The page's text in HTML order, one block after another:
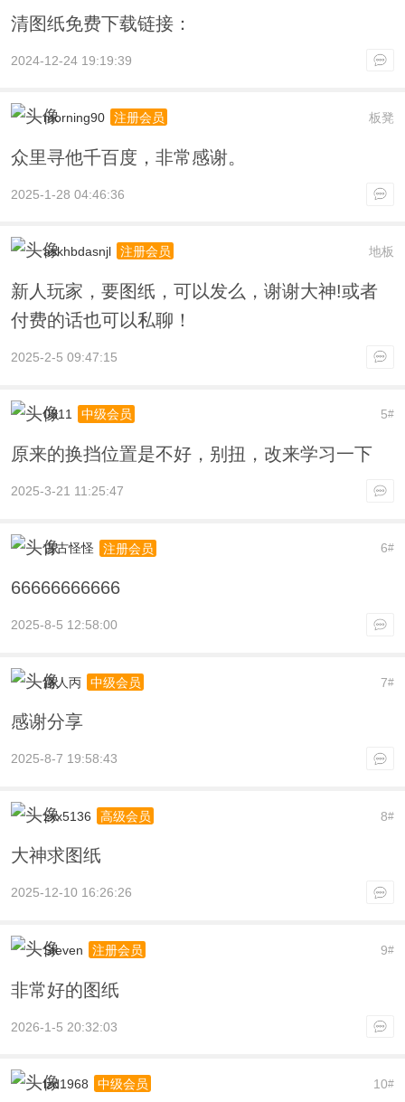
清图纸免费下载链接：
2024-12-24 19:19:39
板凳
morning90 注册会员
众里寻他千百度，非常感谢。
2025-1-28 04:46:36
地板
askhbdasnjl 注册会员
新人玩家，要图纸，可以发么，谢谢大神!或者
付费的话也可以私聊！
2025-2-5 09:47:15
5#
0311 中级会员
原来的换挡位置是不好，别扭，改来学习一下
2025-3-21 11:25:47
6#
古古怪怪 注册会员
66666666666
2025-8-5 12:58:00
7#
路人丙 中级会员
感谢分享
2025-8-7 19:58:43
8#
zxx5136 高级会员
大神求图纸
2025-12-10 16:26:26
9#
Steven 注册会员
非常好的图纸
2026-1-5 20:32:03
10#
lzd1968 中级会员